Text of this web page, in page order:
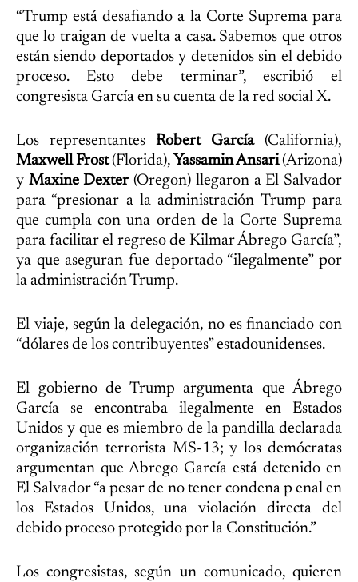
“Trump está desafiando a la Corte Suprema para
que lo traigan de vuelta a casa. Sabemos que otros
están siendo deportados y detenidos sin el debido
proceso. Esto debe terminar”, escribió el
congresista García en su cuenta de la red social X.
Los representantes Robert García (California),
Maxwell Frost(Florida), Yassamin Ansari(Arizona)
y Maxine Dexter(Oregon) llegaron a El Salvador
para “presionar a la administración Trump para
que cumpla con una orden de la Corte Suprema
para facilitar el regreso de Kilmar Ábrego García”,
ya que aseguran fue deportado “ilegalmente” por
la administración Trump.
El viaje, según la delegación, no es financiado con
“dólares de los contribuyentes” estadounidenses.
El gobierno de Trump argumenta que Ábrego
García se encontraba ilegalmente en Estados
Unidos y que es miembro de la pandilla declarada
organización terrorista MS-13; y los demócratas
argumentan que Abrego García está detenido en
El Salvador “a pesar de no tener condena p enal en
los Estados Unidos, una violación directa del
debido proceso protegido por la Constitución.”
Los congresistas, según un comunicado, quieren